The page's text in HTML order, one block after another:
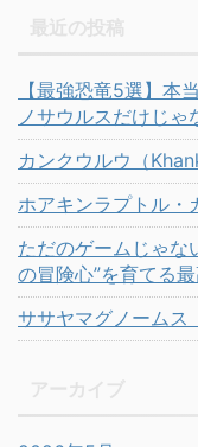
【最強恐竜5選】本
ノサウルスだけじゃ
カンクウルウ（
ホアキンラプトル・
ただのゲームじゃな
の冒険心”を育てる
ササヤマグノームス